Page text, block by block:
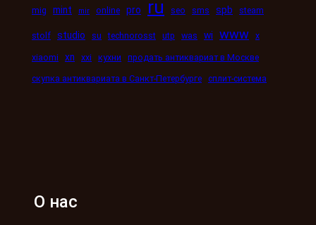
mig mint mir online pro ru seo sms spb steam
stolf studio su technorosst utp was wi www x
xiaomi xn xxi кухни
продать антиквариат в Москве
скупка антиквариата в Санкт-Петербурге сплит-система
О нас